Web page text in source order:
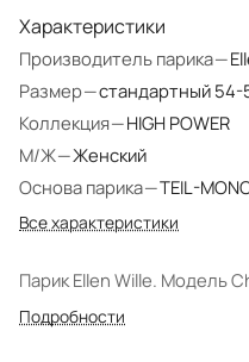
Характеристики
Производитель парика—
Размер—стандартный 54-
Коллекция—HIGH POWER
М/Ж—Женский
Основа парика—TEIL-
Все характеристики
Парик Ellen Wille. Модель
Подробности